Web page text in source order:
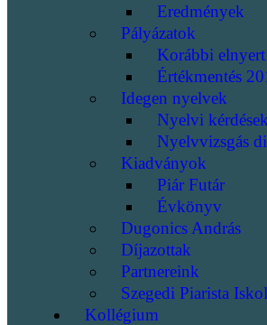
Eredmények
Pályázatok
Korábbi
Értékmentés
Idegen nyelvek
Nyelvi
Nyelvvizsgás
Kiadványok
Piár Futár
Évkönyv
Dugonics András
Díjazottak
Partnereink
Szegedi Piarista
Kollégium